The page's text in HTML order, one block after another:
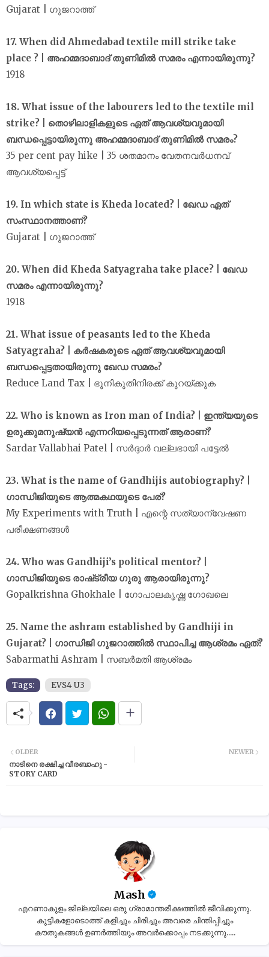
Gujarat | ഗുജറാത്ത്
17. When did Ahmedabad textile mill strike take
place ? | അഹമ്മദാബാദ് തുണിമിൽ സമരം എന്നായിരുന്നു?
1918
18. What issue of the labourers led to the textile mil
strike? | തൊഴിലാളികളുടെ ഏത് ആവശ്യവുമായി
ബന്ധപ്പെട്ടായിരുന്നു അഹമ്മദാബാദ് തുണിമിൽ സമരം?
35 per cent pay hike | 35 ശതമാനം വേതനവർധനവ്
ആവശ്യപ്പെട്ട്
19. In which state is Kheda located? | ഖേഡ ഏത്
സംസ്ഥാനത്താണ്?
Gujarat | ഗുജറാത്ത്
20. When did Kheda Satyagraha take place? | ഖേഡ
സമരം എന്നായിരുന്നു?
1918
21. What issue of peasants led to the Kheda
Satyagraha? | കർഷകരുടെ ഏത് ആവശ്യവുമായി
ബന്ധപ്പെട്ടതായിരുന്നു ഖേഡ സമരം?
Reduce Land Tax | ഭൂനികുതിനിരക്ക് കുറയ്ക്കുക
22. Who is known as Iron man of India? | ഇന്ത്യയുടെ
ഉരുക്കുമനുഷ്യൻ എന്നറിയപ്പെടുന്നത് ആരാണ്?
Sardar Vallabhai Patel | സർദ്ദാർ വല്ലഭായി പട്ടേൽ
23. What is the name of Gandhijis autobiography? |
ഗാന്ധിജിയുടെ ആത്മകഥയുടെ പേര്?
My Experiments with Truth | എന്റെ സത്യാന്വേഷണ
പരീക്ഷണങ്ങൾ
24. Who was Gandhiji’s political mentor? |
ഗാന്ധിജിയുടെ രാഷ്‌ട്രീയ ഗുരു ആരായിരുന്നു?
Gopalkrishna Ghokhale | ഗോപാലകൃഷ്ണ ഗോഖലെ
25. Name the ashram established by Gandhiji in
Gujarat? | ഗാന്ധിജി ഗുജറാത്തിൽ സ്ഥാപിച്ച ആശ്രമം ഏത്?
Sabarmathi Ashram | സബർമതി ആശ്രമം
Tags: EVS4 U3
NEWER
OLDER
നാടിനെ രക്ഷിച്ച വീരബാഹു -
STORY CARD
Mash
എറണാകുളം ജില്ലയിലെ ഒരു ഗ്രാമാന്തരീക്ഷത്തിൽ ജീവിക്കുന്നു.
കുട്ടികളോടൊത്ത് കളിച്ചും ചിരിച്ചും അവരെ ചിന്തിപ്പിച്ചും
കൗതുകങ്ങൾ ഉണർത്തിയും അവർക്കൊപ്പം നടക്കുന്നു.....